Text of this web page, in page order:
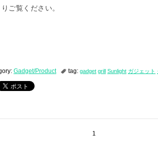
ご覧ください。
Gadget/Product tag: gadget grill Sunlight ガジェット
1